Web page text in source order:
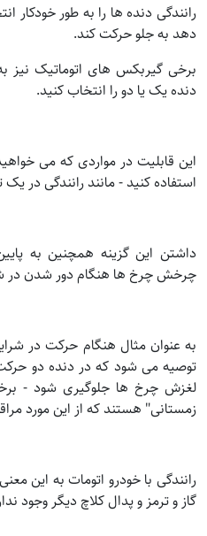
رانندگی دنده ها را به طور خودکار
دهد به جلو حرکت کند.
برخی گیربکس های اتوماتیک نیز
دنده یک یا دو را انتخاب کنید.
این قابلیت در مواردی که می
استفاده کنید - مانند رانندگی در
داشتن این گزینه همچنین به
چرخش چرخ ها هنگام دور شدن
به عنوان مثال هنگام حرکت در
توصیه می شود که در دنده دو
لغزش چرخ ها جلوگیری شود -
زمستانی" هستند که از این مورد
گاز و ترمز و پدال کلاچ دیگر وجود